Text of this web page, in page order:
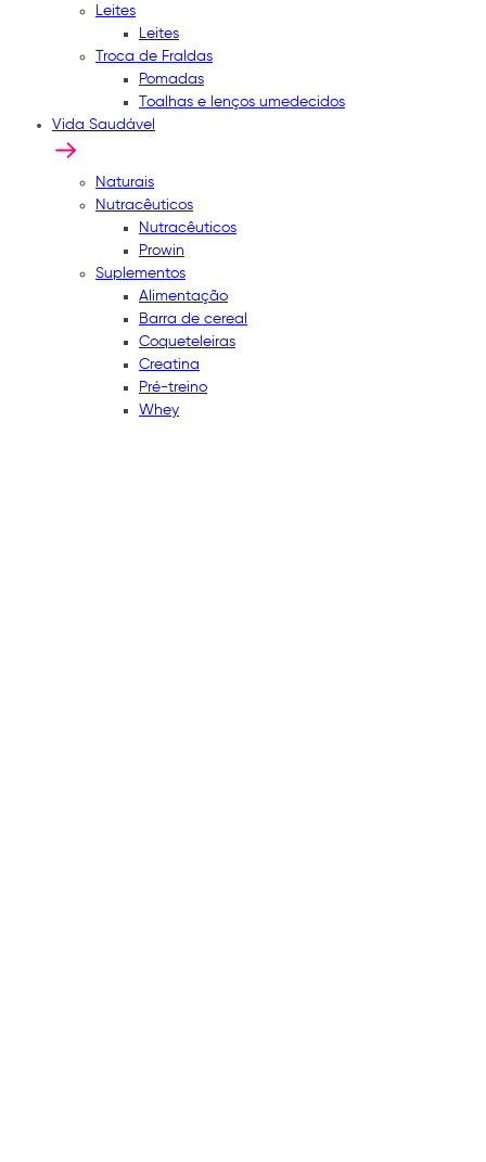
Leites
Leites
Troca de Fraldas
Pomadas
Toalhas e lenços umedecidos
Vida Saudável
Naturais
Nutracêuticos
Nutracêuticos
Prowin
Suplementos
Alimentação
Barra de cereal
Coqueteleiras
Creatina
Pré-treino
Whey